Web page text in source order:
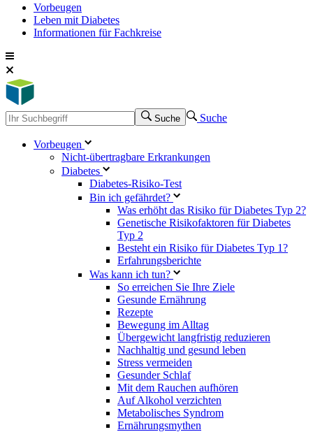
Vorbeugen
Leben mit Diabetes
Informationen für Fachkreise
Suche Suche
Vorbeugen
Nicht-übertragbare Erkrankungen
Diabetes
Diabetes-Risiko-Test
Bin ich gefährdet?
Was erhöht das Risiko für Diabetes Typ 2?
Genetische Risikofaktoren für Diabetes
Typ 2
Besteht ein Risiko für Diabetes Typ 1?
Erfahrungsberichte
Was kann ich tun?
So erreichen Sie Ihre Ziele
Gesunde Ernährung
Rezepte
Bewegung im Alltag
Übergewicht langfristig reduzieren
Nachhaltig und gesund leben
Stress vermeiden
Gesunder Schlaf
Mit dem Rauchen aufhören
Auf Alkohol verzichten
Metabolisches Syndrom
Ernährungsmythen